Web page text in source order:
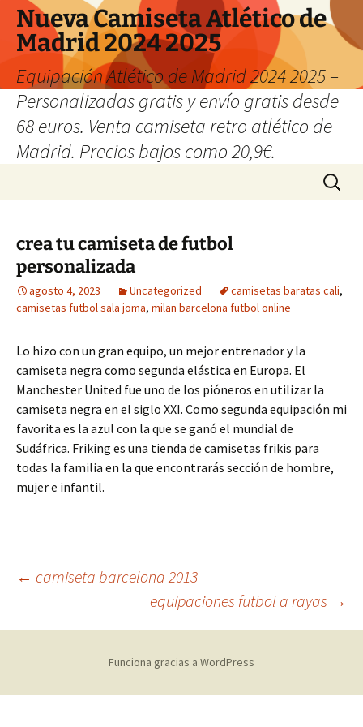
Nueva Camiseta Atlético de
Madrid 2024 2025
Equipación Atlético de Madrid 2024 2025 –
Personalizadas gratis y envío gratis desde
68 euros. Venta camiseta retro atlético de
Madrid. Precios bajos como 20,9€.
Buscar:
crea tu camiseta de futbol
personalizada
agosto 4, 2023 Uncategorized camisetas baratas cali,
camisetas futbol sala joma, milan barcelona futbol online
Lo hizo con un gran equipo, un mejor entrenador y la
camiseta negra como segunda elástica en Europa. El
Manchester United fue uno de los pióneros en utilizar la
camiseta negra en el siglo XXI. Como segunda equipación mi
favorita es la azul con la que se ganó el mundial de
Sudáfrica. Friking es una tienda de camisetas frikis para
todas la familia en la que encontrarás sección de hombre,
mujer e infantil.
Navegación
de
entradas
← camiseta barcelona 2013
equipaciones futbol a rayas →
Funciona gracias a WordPress